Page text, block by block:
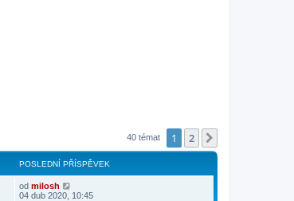
40 témat 1 2
POSLEDNÍ PŘÍSPĚVEK
od milosh
04 dub 2020, 10:45